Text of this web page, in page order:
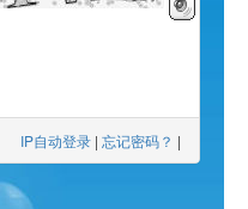
IP自动登录| 忘记密码？ |